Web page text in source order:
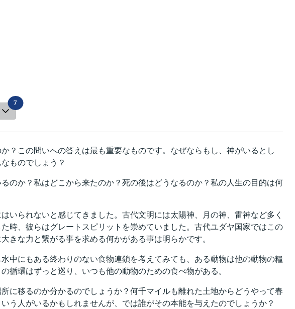
7言語
？この問いへの答えは最も重要なものです。なぜならもし、神がいるとし
ものでしょう？
のか？私はどこから来たのか？死の後はどうなるのか？私の人生の目的は何
いられないと感じてきました。古代文明には太陽神、月の神、雷神など多く
時、彼らはグレートスピリットを崇めていました。古代ユダヤ国家ではこの
きな力と繋がる事を求める何かがある事は明らかです。
中にもある終わりのない食物連鎖を考えてみても、ある動物は他の動物の糧
循環はずっと巡り、いつも他の動物のための食べ物がある。
に移るのか分かるのでしょうか？何千マイルも離れた土地からどうやって春
う人がいるかもしれませんが、では誰がその本能を与えたのでしょうか？